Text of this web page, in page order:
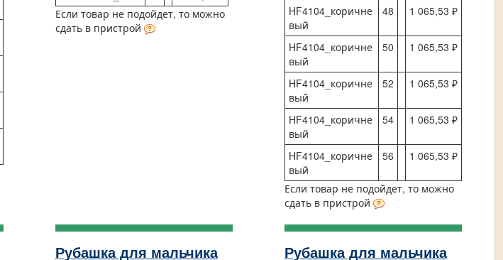
Если товар не подойдет, то можно
сдать в пристрой
HF4104_коричне
вый
48 1 065,53 ₽
HF4104_коричне
вый
50 1 065,53 ₽
HF4104_коричне
вый
52 1 065,53 ₽
HF4104_коричне
вый
54 1 065,53 ₽
HF4104_коричне
вый
56 1 065,53 ₽
Если товар не подойдет, то можно
сдать в пристрой
Рубашка для мальчика
Рубашка для мальчика